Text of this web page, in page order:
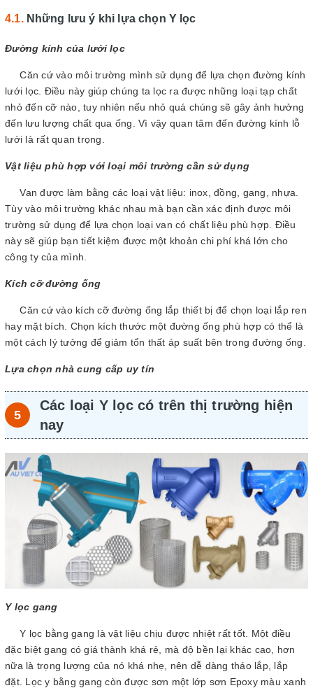
Những lưu ý khi lựa chọn Y lọc
Đường kính của lưới lọc
Căn cứ vào môi trường mình sử dụng để lựa chọn đường kính
lưới lọc. Điều này giúp chúng ta lọc ra được những loại tạp chất
nhỏ đến cỡ nào, tuy nhiên nếu nhỏ quá chúng sẽ gây ảnh hưởng
đến lưu lượng chất qua ống. Vì vậy quan tâm đến đường kính lỗ
lưới là rất quan trọng.
Vật liệu phù hợp với loại môi trường cần sử dụng
Van được làm bằng các loại vật liệu: inox, đồng, gang, nhựa.
Tùy vào môi trường khác nhau mà bạn cần xác định được môi
trường sử dụng để lựa chọn loại van có chất liệu phù hợp. Điều
này sẽ giúp bạn tiết kiệm được một khoản chi phí khá lớn cho
công ty của mình.
Kích cỡ đường ống
Căn cứ vào kích cỡ đường ống lắp thiết bị để chọn loại lắp ren
hay mặt bích. Chọn kích thước một đường ống phù hợp có thể là
một cách lý tưởng để giảm tổn thất áp suất bên trong đường ống.
Lựa chọn nhà cung cấp uy tín
Các loại Y lọc có trên thị trường hiện
nay
Y lọc gang
Y lọc bằng gang là vật liệu chịu được nhiệt rất tốt. Một điều
đặc biệt gang có giá thành khá rẻ, mà độ bền lại khác cao, hơn
nữa là trọng lượng của nó khá nhẹ, nên dễ dàng tháo lắp, lắp
đặt. Lọc y bằng gang còn được sơn một lớp sơn Epoxy màu xanh